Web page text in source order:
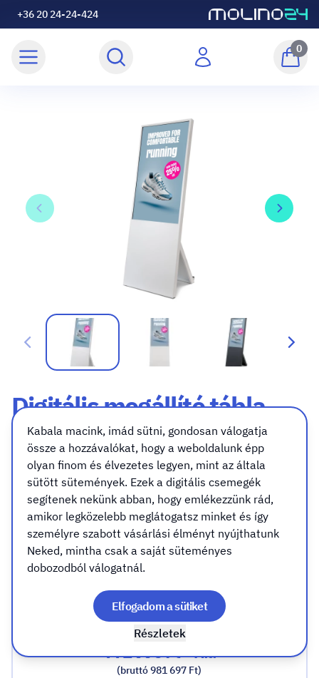
+36 20 24-24-424
0
Digitális megállító tábla
Spectrum
Szerkezet szín
Szerkezet szín
fehér
fekete
772 990 Ft+ Áfa
(bruttó 981 697 Ft)
Kabala macink, imád sütni, gondosan válogatja
össze a hozzávalókat, hogy a weboldalunk épp
olyan finom és élvezetes legyen, mint az általa
sütött sütemények. Ezek a digitális csemegék
segítenek nekünk abban, hogy emlékezzünk rád,
amikor legközelebb meglátogatsz minket és így
személyre szabott vásárlási élményt nyújthatunk
Neked, mintha csak a saját süteményes
dobozodból válogatnál.
Részletek
Elfogadom a sütiket